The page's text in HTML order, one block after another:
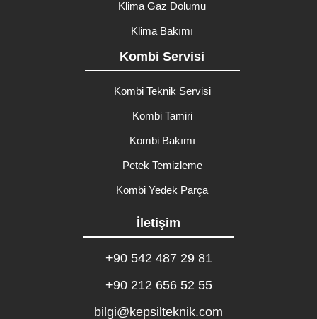
Klima Gaz Dolumu
Klima Bakımı
Kombi Servisi
Kombi Teknik Servisi
Kombi Tamiri
Kombi Bakımı
Petek Temizleme
Kombi Yedek Parça
İletişim
+90 542 487 29 81
+90 212 656 52 55
bilgi@kepsilteknik.com